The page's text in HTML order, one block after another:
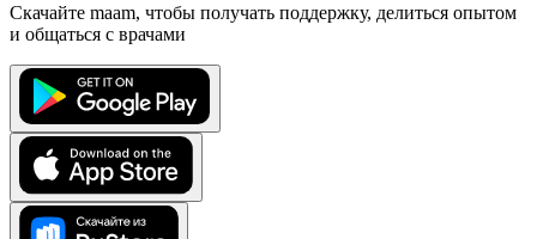
Скачайте maam, чтобы получать поддержку, делиться опытом
и общаться с врачами